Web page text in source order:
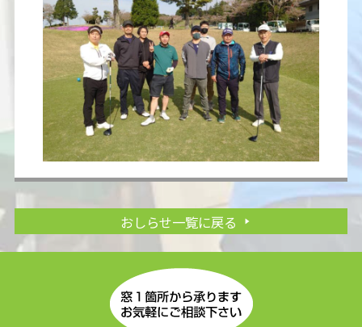
おしらせ一覧に戻る